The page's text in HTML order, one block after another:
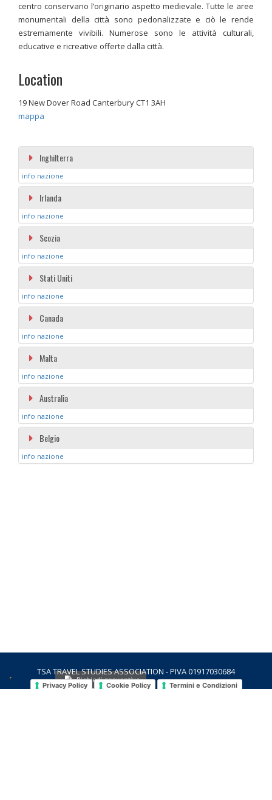
Inghilterra
info nazione
Irlanda
info nazione
Scozia
info nazione
Stati Uniti
info nazione
Canada
info nazione
Malta
info nazione
Australia
info nazione
Belgio
info nazione
centro conservano l’originario aspetto medievale. Tutte le aree
monumentali della città sono pedonalizzate e ciò le rende
estremamente vivibili. Numerose sono le attività culturali,
educative e ricreative offerte dalla città.
Location
19 New Dover Road Canterbury CT1 3AH
mappa
Richiedi preventivo
TSA TRAVEL STUDIES ASSOCIATION - PIVA 01917030684
Privacy Policy Cookie Policy Termini e Condizioni